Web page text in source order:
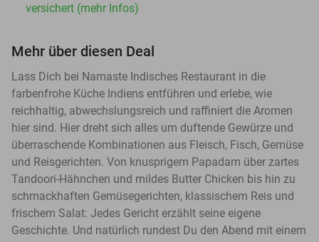
versichert (mehr Infos)
Mehr über diesen Deal
Lass Dich bei Namaste Indisches Restaurant in die
farbenfrohe Küche Indiens entführen und erlebe, wie
reichhaltig, abwechslungsreich und raffiniert die Aromen
hier sind. Hier dreht sich alles um duftende Gewürze und
überraschende Kombinationen aus Fleisch, Fisch, Gemüse
und Reisgerichten. Von knusprigem Papadam über zartes
Tandoori-Hähnchen und mildes Butter Chicken bis hin zu
schmackhaften Gemüsegerichten, klassischem Reis und
frischem Salat: Jedes Gericht erzählt seine eigene
Geschichte. Und natürlich rundest Du den Abend mit einem